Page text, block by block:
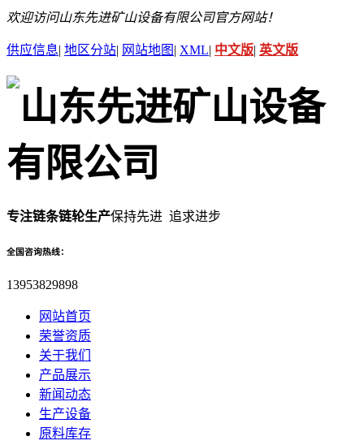
欢迎访问山东先进矿山设备有限公司官方网站！
供应信息| 地区分站| 网站地图 | XML| 中文版| 英文版
专注链条链轮生产保持先进 追求进步
全国咨询热线：
13953829898
网站首页
荣誉资质
关于我们
产品展示
新闻动态
生产设备
原料库存